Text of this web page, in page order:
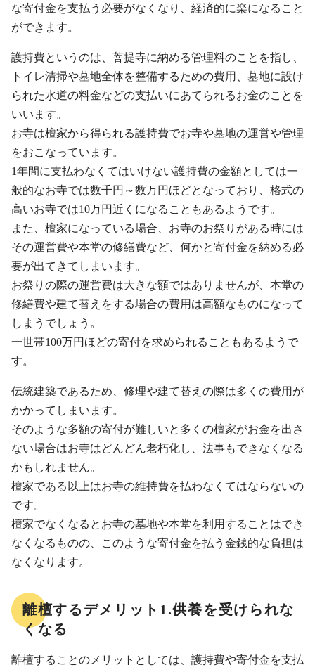
な寄付金を支払う必要がなくなり、経済的に楽になること
ができます。
護持費というのは、菩提寺に納める管理料のことを指し、
トイレ清掃や墓地全体を整備するための費用、墓地に設け
られた水道の料金などの支払いにあてられるお金のことを
いいます。
お寺は檀家から得られる護持費でお寺や墓地の運営や管理
をおこなっています。
1年間に支払わなくてはいけない護持費の金額としては一
般的なお寺では数千円～数万円ほどとなっており、格式の
高いお寺では10万円近くになることもあるようです。
また、檀家になっている場合、お寺のお祭りがある時には
その運営費や本堂の修繕費など、何かと寄付金を納める必
要が出てきてしまいます。
お祭りの際の運営費は大きな額ではありませんが、本堂の
修繕費や建て替えをする場合の費用は高額なものになって
しまうでしょう。
一世帯100万円ほどの寄付を求められることもあるようで
す。
伝統建築であるため、修理や建て替えの際は多くの費用が
かかってしまいます。
そのような多額の寄付が難しいと多くの檀家がお金を出さ
ない場合はお寺はどんどん老朽化し、法事もできなくなる
かもしれません。
檀家である以上はお寺の維持費を払わなくてはならないの
です。
檀家でなくなるとお寺の墓地や本堂を利用することはでき
なくなるものの、このような寄付金を払う金銭的な負担は
なくなります。
離檀するデメリット1.供養を受けられな
くなる
離檀することのメリットとしては、護持費や寄付金を支払